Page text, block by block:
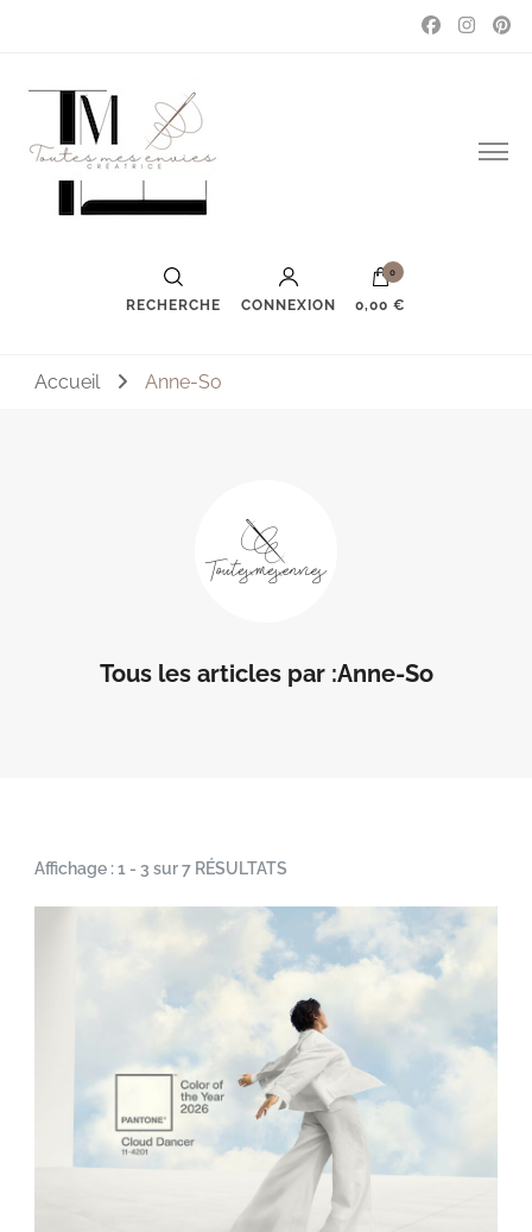
Toutes mes envies
Couture, accessoires, mode, bijoux …
RECHERCHE CONNEXION
0
0,00 €
Accueil Anne-So
Tous les articles par :Anne-So
Affichage : 1 - 3 sur 7 RÉSULTATS